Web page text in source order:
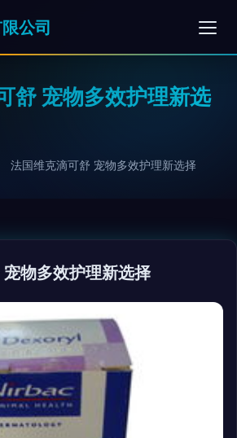
公司
舒 宠物多效护理新选
法国维克滴可舒 宠物多效护理新选择
物多效护理新选择